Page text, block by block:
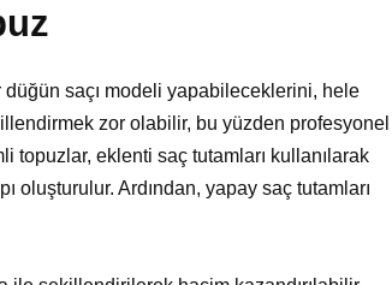
saçı modeli yapabileceklerini, hele
zor olabilir, bu yüzden profesyonel
topuzlar, eklenti saç tutamları kullanılarak
oluşturulur. Ardından, yapay saç tutamları